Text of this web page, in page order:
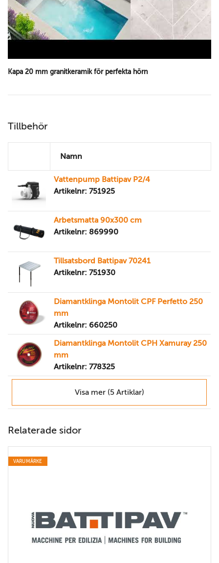
Kapa 20 mm granitkeramik för perfekta hörn
Tillbehör
Namn
Vattenpump Battipav P2/4
Artikelnr: 751925
Arbetsmatta 90x300 cm
Artikelnr: 869990
Tillsatsbord Battipav 70241
Artikelnr: 751930
Diamantklinga Montolit CPF Perfetto 250
mm
Artikelnr: 660250
Diamantklinga Montolit CPH Xamuray 250
mm
Artikelnr: 778325
Visa mer (5 Artiklar)
Relaterade sidor
VARUMÄRKE